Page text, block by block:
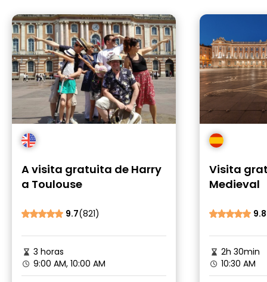
A visita gratuita de Harry
a Toulouse
9.7(821)
3 horas
9:00 AM, 10:00 AM
Visita
Medieval
9.8
2h 30min
10:30 AM